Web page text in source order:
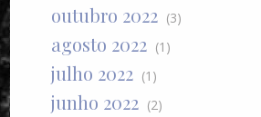
outubro 2022 (3)
agosto 2022 (1)
julho 2022 (1)
junho 2022 (2)